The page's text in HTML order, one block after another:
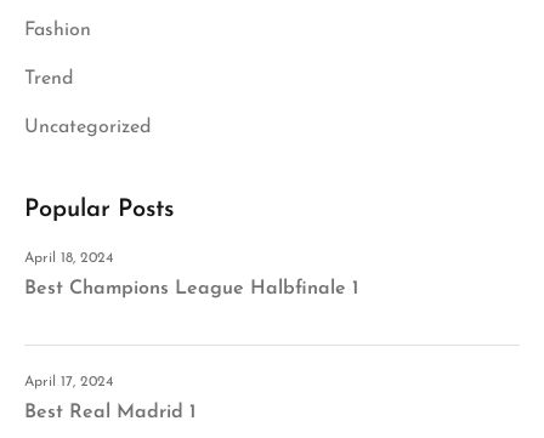
Fashion
Trend
Uncategorized
Popular Posts
April 18, 2024
Best Champions League Halbfinale 1
April 17, 2024
Best Real Madrid 1